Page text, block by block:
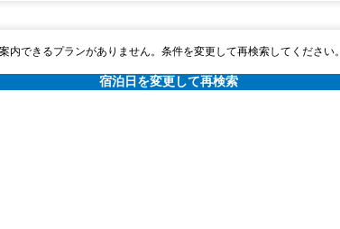
内できるプランがありません。条件を変更して再検索してください。
宿泊日を変更して再検索